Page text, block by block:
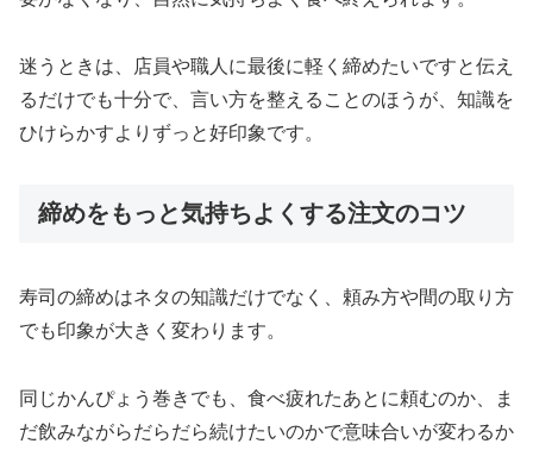
迷うときは、店員や職人に最後に軽く締めたいですと伝え
るだけでも十分で、言い方を整えることのほうが、知識を
ひけらかすよりずっと好印象です。
締めをもっと気持ちよくする注文のコツ
寿司の締めはネタの知識だけでなく、頼み方や間の取り方
でも印象が大きく変わります。
同じかんぴょう巻きでも、食べ疲れたあとに頼むのか、ま
だ飲みながらだらだら続けたいのかで意味合いが変わるか